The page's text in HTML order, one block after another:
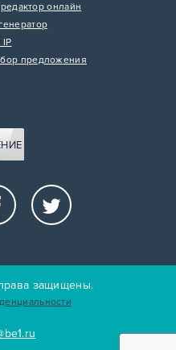
онлайн
предложения
защищены.